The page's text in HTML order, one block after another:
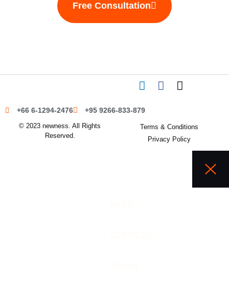
Free Consultation
© 2023 newness. All Rights
Reserved.
Terms & Conditions
Privacy Policy
+66 6-1294-2476 +95 9266-833-879